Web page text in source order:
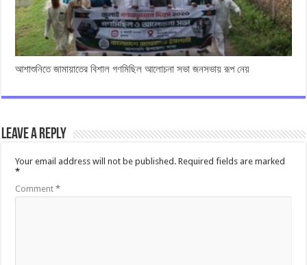
আশাশুনিতে জামায়াতের বিশাল গণমিছিল আলোচনা সভা জনসভায় রূপ নেয়
Leave a Reply
Your email address will not be published. Required fields are marked
*
Comment*